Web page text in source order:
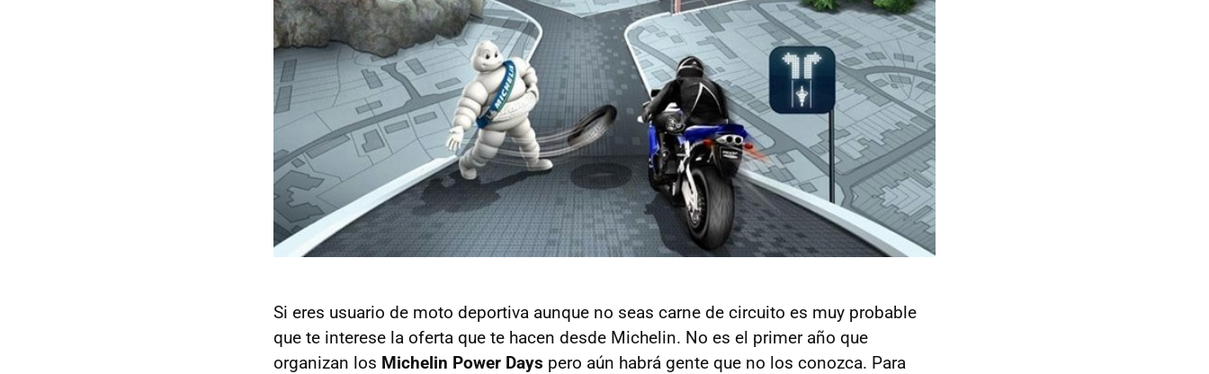
Si eres usuario de moto deportiva aunque no seas carne de circuito es muy probable
que te interese la oferta que te hacen desde Michelin. No es el primer año que
organizan los Michelin Power Days pero aún habrá gente que no los conozca. Para